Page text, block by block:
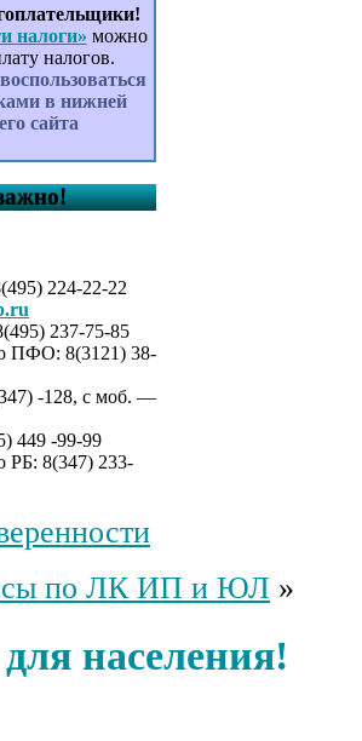
налоги» можно
налогов.
в нижней
сайта
224-22-22
237-75-85
8(3121) 38-
-128, с моб. —
449 -99-99
8(347) 233-
по ЛК ИП и ЮЛ »
населения!